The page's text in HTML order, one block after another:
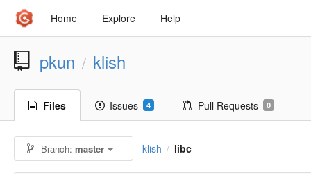
Home Explore Help
pkun / klish
Files Issues 4 Pull Requests 0
Branch:master klish / libc